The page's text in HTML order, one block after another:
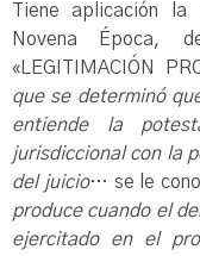
Tiene aplicación
Novena Época,
«LEGITIMACIÓN
que se determinó
entiende la
jurisdiccional con la
del juicio… se le
produce cuando el
ejercitado en el